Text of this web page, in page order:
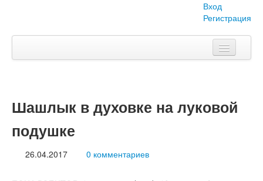
Вход
Регистрация
Объявления
Наши проекты
Абитуриент
Шашлык в духовке на луковой
подушке
26.04.2017 0 комментариев